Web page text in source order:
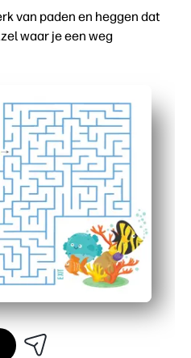
van paden en heggen dat
waar je een weg